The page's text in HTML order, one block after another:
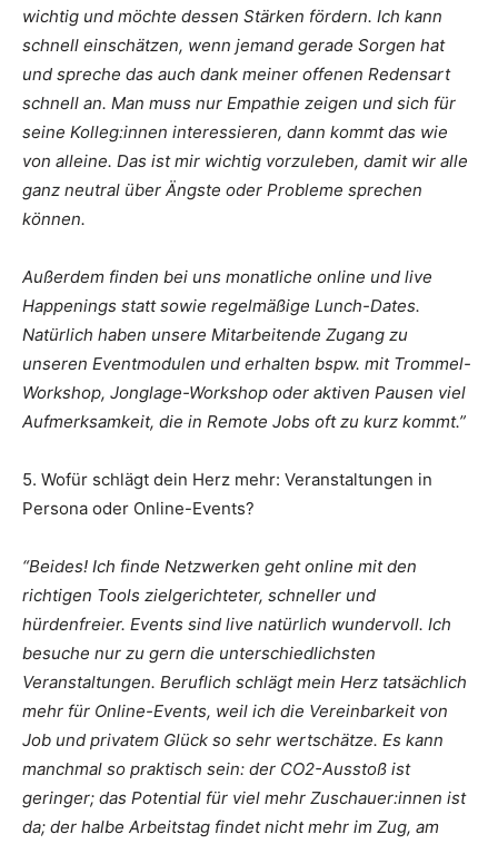
wichtig und möchte dessen Stärken fördern. Ich kann
schnell einschätzen, wenn jemand gerade Sorgen hat
und spreche das auch dank meiner offenen Redensart
schnell an. Man muss nur Empathie zeigen und sich für
seine Kolleg:innen interessieren, dann kommt das wie
von alleine. Das ist mir wichtig vorzuleben, damit wir alle
ganz neutral über Ängste oder Probleme sprechen
können.
Außerdem finden bei uns monatliche online und live
Happenings statt sowie regelmäßige Lunch-Dates.
Natürlich haben unsere Mitarbeitende Zugang zu
unseren Eventmodulen und erhalten bspw. mit Trommel-
Workshop, Jonglage-Workshop oder aktiven Pausen viel
Aufmerksamkeit, die in Remote Jobs oft zu kurz kommt.”
5. Wofür schlägt dein Herz mehr: Veranstaltungen in
Persona oder Online-Events?
“Beides! Ich finde Netzwerken geht online mit den
richtigen Tools zielgerichteter, schneller und
hürdenfreier. Events sind live natürlich wundervoll. Ich
besuche nur zu gern die unterschiedlichsten
Veranstaltungen. Beruflich schlägt mein Herz tatsächlich
mehr für Online-Events, weil ich die Vereinbarkeit von
Job und privatem Glück so sehr wertschätze. Es kann
manchmal so praktisch sein: der CO2-Ausstoß ist
geringer; das Potential für viel mehr Zuschauer:innen ist
da; der halbe Arbeitstag findet nicht mehr im Zug, am